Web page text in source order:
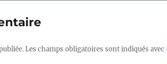
Les champs obligatoires sont indiqués avec